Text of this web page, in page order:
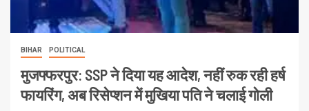
BIHAR POLITICAL
मुजफ्फरपुर: SSP ने दिया यह आदेश, नहीं रुक रही हर्ष
फायरिंग, अब रिसेप्शन में मुखिया पति ने चलाई गोली